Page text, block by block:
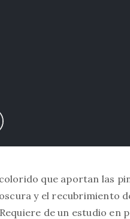
que aportan las
y el recubrimiento
de un estudio en